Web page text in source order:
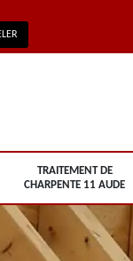
TRAITEMENT DE
CHARPENTE 11 AUDE